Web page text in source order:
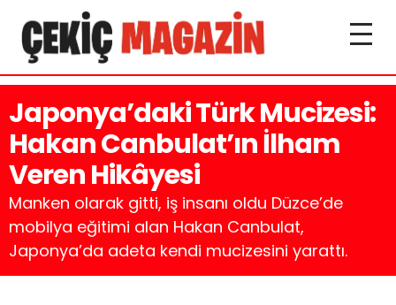
Japonya’daki Türk Mucizesi:
Hakan Canbulat’ın İlham
Veren Hikâyesi
Manken olarak gitti, iş insanı oldu Düzce’de
mobilya eğitimi alan Hakan Canbulat,
Japonya’da adeta kendi mucizesini yarattı.